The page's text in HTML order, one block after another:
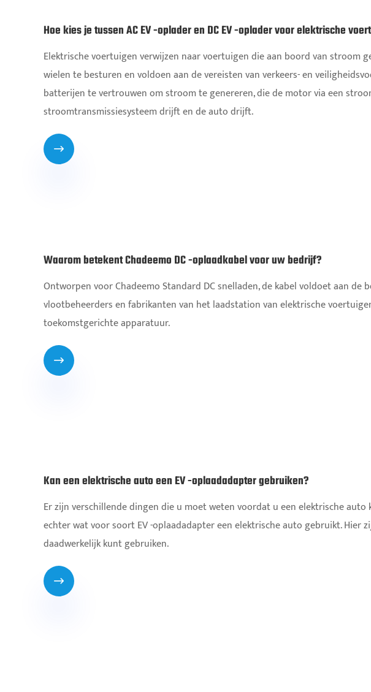
Hoe kies je tussen AC EV -oplader en DC EV -oplader voor elektrische
Elektrische voertuigen verwijzen naar voertuigen die aan boord van stroom
wielen te besturen en voldoen aan de vereisten van verkeers- en
batterijen te vertrouwen om stroom te genereren, die de motor via een
stroomtransmissiesysteem drijft en de auto drijft.

Waarom betekent Chadeemo DC -oplaadkabel voor uw bedrijf?
Ontworpen voor Chadeemo Standard DC snelladen, de kabel voldoet aan de
vlootbeheerders en fabrikanten van het laadstation van elektrische
toekomstgerichte apparatuur.

Kan een elektrische auto een EV -oplaadadapter gebruiken?
Er zijn verschillende dingen die u moet weten voordat u een elektrische
echter wat voor soort EV -oplaadadapter een elektrische auto gebruikt. Hier
daadwerkelijk kunt gebruiken.
